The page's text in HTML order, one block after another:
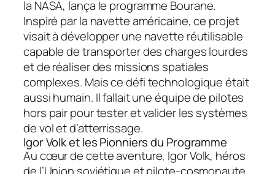
la NASA, lança le programme Bourane.
Inspiré par la navette américaine, ce projet
visait à développer une navette réutilisable
capable de transporter des charges lourdes
et de réaliser des missions spatiales
complexes. Mais ce défi technologique était
aussi humain. Il fallait une équipe de pilotes
hors pair pour tester et valider les systèmes
de vol et d’atterrissage.
Igor Volk et les Pionniers du Programme
Au cœur de cette aventure, Igor Volk, héros
de l’Union soviétique et pilote-cosmonaute,